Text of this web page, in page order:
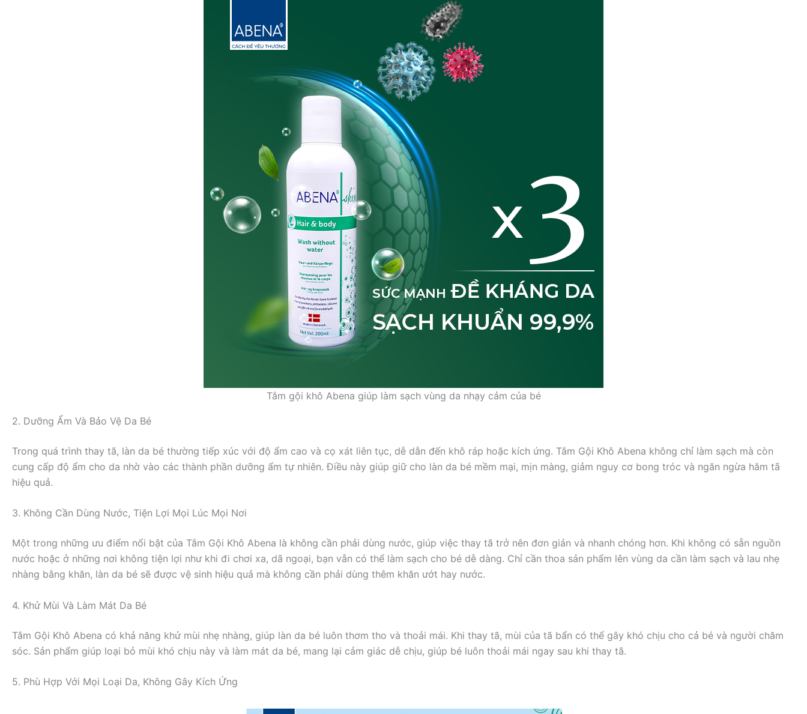
Tắm gội khô Abena giúp làm sạch vùng da nhạy cảm của bé
2. Dưỡng Ẩm Và Bảo Vệ Da Bé
Trong quá trình thay tã, làn da bé thường tiếp xúc với độ ẩm cao và cọ xát liên tục, dễ dẫn đến khô ráp hoặc kích ứng. Tắm Gội Khô Abena không chỉ làm sạch mà còn
cung cấp độ ẩm cho da nhờ vào các thành phần dưỡng ẩm tự nhiên. Điều này giúp giữ cho làn da bé mềm mại, mịn màng, giảm nguy cơ bong tróc và ngăn ngừa hăm tã
hiệu quả.
3. Không Cần Dùng Nước, Tiện Lợi Mọi Lúc Mọi Nơi
Một trong những ưu điểm nổi bật của Tắm Gội Khô Abena là không cần phải dùng nước, giúp việc thay tã trở nên đơn giản và nhanh chóng hơn. Khi không có sẵn nguồn
nước hoặc ở những nơi không tiện lợi như khi đi chơi xa, dã ngoại, bạn vẫn có thể làm sạch cho bé dễ dàng. Chỉ cần thoa sản phẩm lên vùng da cần làm sạch và lau nhẹ
nhàng bằng khăn, làn da bé sẽ được vệ sinh hiệu quả mà không cần phải dùng thêm khăn ướt hay nước.
4. Khử Mùi Và Làm Mát Da Bé
Tắm Gội Khô Abena có khả năng khử mùi nhẹ nhàng, giúp làn da bé luôn thơm tho và thoải mái. Khi thay tã, mùi của tã bẩn có thể gây khó chịu cho cả bé và người chăm
sóc. Sản phẩm giúp loại bỏ mùi khó chịu này và làm mát da bé, mang lại cảm giác dễ chịu, giúp bé luôn thoải mái ngay sau khi thay tã.
5. Phù Hợp Với Mọi Loại Da, Không Gây Kích Ứng